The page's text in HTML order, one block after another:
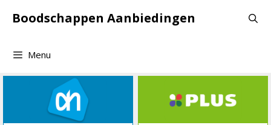
naarBoodschappen Aanbiedingen
Menu